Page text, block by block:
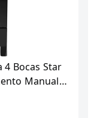
4 Bocas Star
Manual,